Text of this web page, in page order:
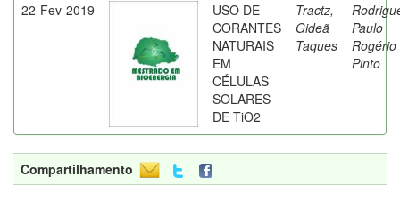
22-Fev-2019
USO DE
CORANTES
NATURAIS
EM
CÉLULAS
SOLARES
DE TiO2
Tractz,
Gideã
Taques
Paulo
Rogério
Pinto
Compartilhamento